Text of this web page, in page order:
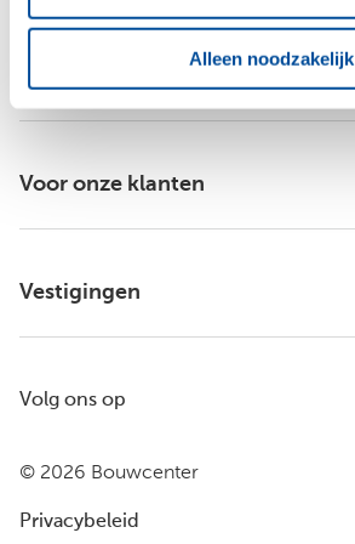
Alleen noodzakelijk
Voor onze klanten
Vestigingen
© 2026 Bouwcenter
Privacybeleid
Volg ons op